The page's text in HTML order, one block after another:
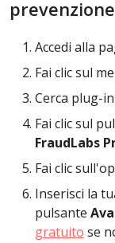
Accedi alla
Fai clic sul
Cerca plug-
Fai clic sul
FraudLabs
Fai clic
Inserisci la
pulsante
gratuito se